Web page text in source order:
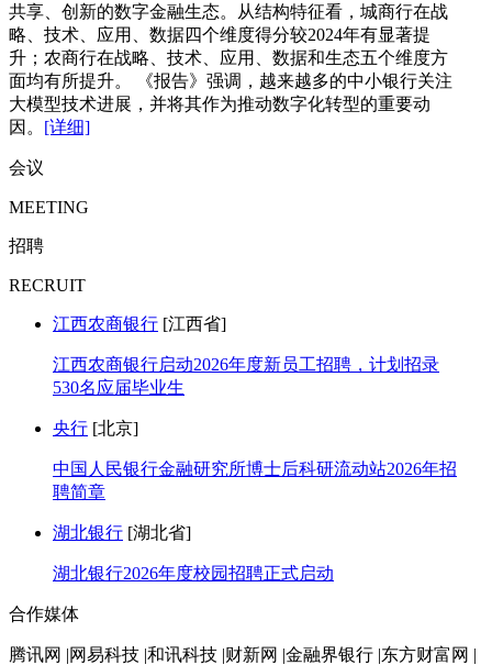
共享、创新的数字金融生态。从结构特征看，城商行在战
略、技术、应用、数据四个维度得分较2024年有显著提
升；农商行在战略、技术、应用、数据和生态五个维度方
面均有所提升。 《报告》强调，越来越多的中小银行关注
大模型技术进展，并将其作为推动数字化转型的重要动
因。 [详细]
会议
MEETING
招聘
RECRUIT
江西农商银行 [江西省]
江西农商银行启动2026年度新员工招聘，计划招录
530名应届毕业生
央行 [北京]
中国人民银行金融研究所博士后科研流动站2026年招
聘简章
湖北银行 [湖北省]
湖北银行2026年度校园招聘正式启动
合作媒体
腾讯网 |网易科技 |和讯科技 |财新网 |金融界银行 |东方财富网 |